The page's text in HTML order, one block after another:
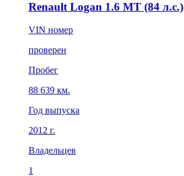
Renault Logan 1.6 MT (84 л.с.)
VIN номер
проверен
Пробег
88 639 км.
Год выпуска
2012 г.
Владельцев
1